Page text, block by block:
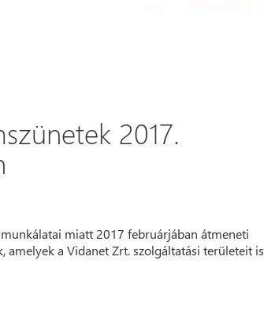
2017.
miatt 2017 februárjában átmeneti
amelyek a Vidanet Zrt. szolgáltatási területeit is